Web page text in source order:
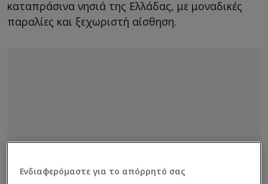
καταπράσινα νησιά της Ελλάδας, με μοναδικές
παραλίες και ξεχωριστή αίσθηση.
Ενδιαφερόμαστε για το απόρρητό σας